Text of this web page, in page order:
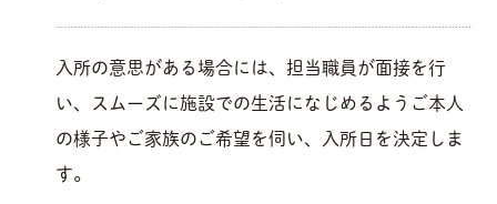
入所の意思がある場合には、担当職員が面接を行
い、スムーズに施設での生活になじめるようご本人
の様子やご家族のご希望を伺い、入所日を決定しま
す。